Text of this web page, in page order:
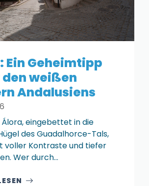
Ein Geheimtipp
weißen
Andalusiens
Álora, eingebettet in die
des Guadalhorce-Tals,
voller Kontraste und tiefer
Wer durch…